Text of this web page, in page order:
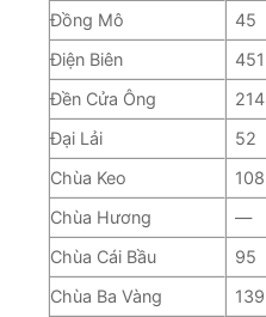
Đồng Mô
45
Điện Biên
451
Đền Cửa Ông
214
Đại Lải
52
Chùa Keo
108
Chùa Hương
—
Chùa Cái Bầu
95
Chùa Ba Vàng
139